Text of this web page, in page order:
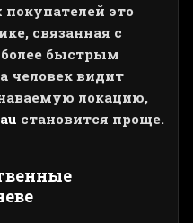
это
связанная с
быстрым
человек видит
локацию,
становится проще.